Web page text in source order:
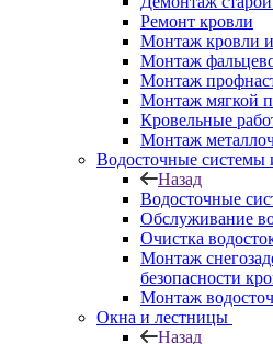
Ремонт кровли
Монтаж кровли
Монтаж
Монтаж
Монтаж мягкой
Кровельные
Монтаж
Водосточные системы
Назад
Водосточные
Обслуживание
Очистка
Монтаж
безопасности
Монтаж
Окна и лестницы
Назад